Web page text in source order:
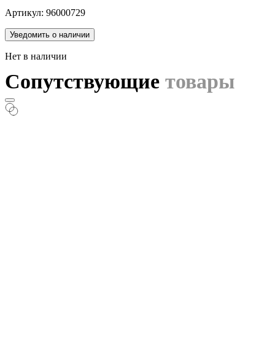
Артикул: 96000729
Уведомить о наличии
Нет в наличии
Сопутствующие товары